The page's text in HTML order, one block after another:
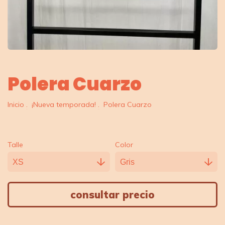
Polera Cuarzo
Inicio ¡Nueva temporada! Polera Cuarzo
Talle Color